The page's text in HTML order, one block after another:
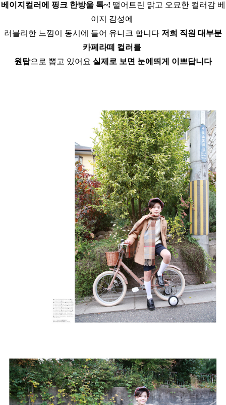
베이지컬러에 핑크 한방울 톡~! 떨어트린 맑고 오묘한 컬러감 베
이지 감성에
러블리한 느낌이 동시에 들어 유니크 합니다 저희 직원 대부분
카페라떼 컬러를
원탑으로 뽑고 있어요 실제로 보면 눈에띄게 이쁘답니다